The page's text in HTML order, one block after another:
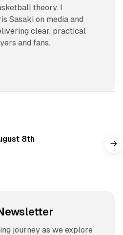
theory. I
Sasaki on media and
clear, practical
and fans.
8th
journey as we explore